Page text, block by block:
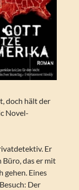
doch hält der
Novel-
Er
das er mit
gehen. Eines
Der